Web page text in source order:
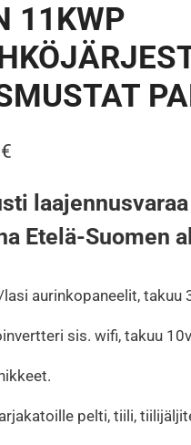
11KWP
€Hintaluokka:
-
7.100,00€
Etelä-Suomen
aurinkopaneelit, takuu
sis. wifi, takuu
pelti, tiili,